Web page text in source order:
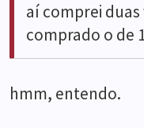
aí comprei
comprado o de
hmm, entendo.